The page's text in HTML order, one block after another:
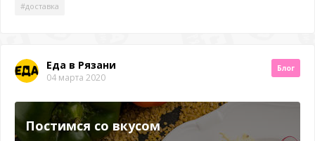
#доставка
Еда в Рязани
04 марта 2020
Блог
Постимся со вкусом